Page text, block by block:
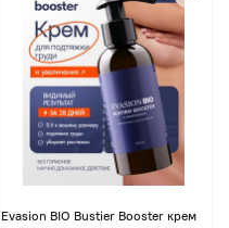
Evasion BIO Bustier Booster крем